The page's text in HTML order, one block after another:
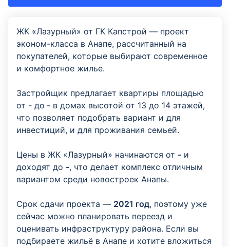
ЖК «Лазурный» от ГК Капстрой — проект
эконом-класса в Анапе, рассчитанный на
покупателей, которые выбирают современное
и комфортное жилье.
Застройщик предлагает квартиры площадью
от - до - в домах высотой от 13 до 14 этажей,
что позволяет подобрать вариант и для
инвестиций, и для проживания семьей.
Цены в ЖК «Лазурный» начинаются от - и
доходят до -, что делает комплекс отличным
вариантом среди новостроек Анапы.
Срок сдачи проекта — 2021 год, поэтому уже
сейчас можно планировать переезд и
оценивать инфраструктуру района. Если вы
подбираете жильё в Анапе и хотите вложиться